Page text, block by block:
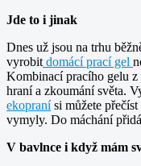
Jde to i jinak
Dnes už jsou na trhu
vyrobit domácí prací gel
Kombinací pracího gelu z
hraní a zkoumání světa.
ekopranísi můžete přečíst
vymyly. Do máchání
V bavlnce i když mám